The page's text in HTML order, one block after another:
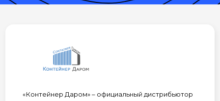
«Контейнер Даром» – официальный дистрибьютор